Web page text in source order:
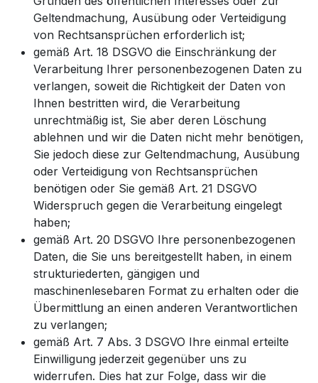
Geltendmachung, Ausübung oder Verteidigung
von Rechtsansprüchen erforderlich ist;
gemäß Art. 18 DSGVO die Einschränkung der
Verarbeitung Ihrer personenbezogenen Daten zu
verlangen, soweit die Richtigkeit der Daten von
Ihnen bestritten wird, die Verarbeitung
unrechtmäßig ist, Sie aber deren Löschung
ablehnen und wir die Daten nicht mehr benötigen,
Sie jedoch diese zur Geltendmachung, Ausübung
oder Verteidigung von Rechtsansprüchen
benötigen oder Sie gemäß Art. 21 DSGVO
Widerspruch gegen die Verarbeitung eingelegt
haben;
gemäß Art. 20 DSGVO Ihre personenbezogenen
Daten, die Sie uns bereitgestellt haben, in einem
strukturiederten, gängigen und
maschinenlesebaren Format zu erhalten oder die
Übermittlung an einen anderen Verantwortlichen
zu verlangen;
gemäß Art. 7 Abs. 3 DSGVO Ihre einmal erteilte
Einwilligung jederzeit gegenüber uns zu
widerrufen. Dies hat zur Folge, dass wir die